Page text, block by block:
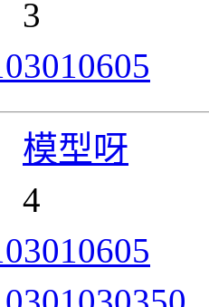
3
模型呀
4